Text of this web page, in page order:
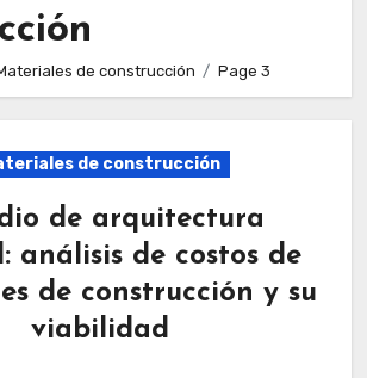
de construcción Page 3
de construcción
de arquitectura
análisis de costos de
de construcción y su
viabilidad